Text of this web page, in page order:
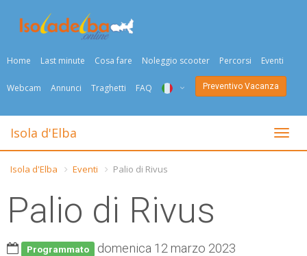
Home Last minute Cosa fare Noleggio scooter Percorsi Eventi
Webcam Annunci Traghetti FAQ
ENG
NED
Preventivo Vacanza
Togli
Isola d'Elba
Isola d'Elba Eventi Palio di Rivus
Palio di Rivus
Programmato
domenica 12 marzo 2023